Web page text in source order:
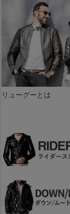
リューグーとは